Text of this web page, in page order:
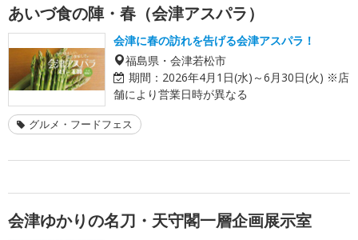
あいづ食の陣・春（会津アスパラ）
会津に春の訪れを告げる会津アスパラ！
福島県・会津若松市
期間： 2026年4月1日(水)～6月30日(火) ※店
舗により営業日時が異なる
グルメ・フードフェス
会津ゆかりの名刀・天守閣一層企画展示室